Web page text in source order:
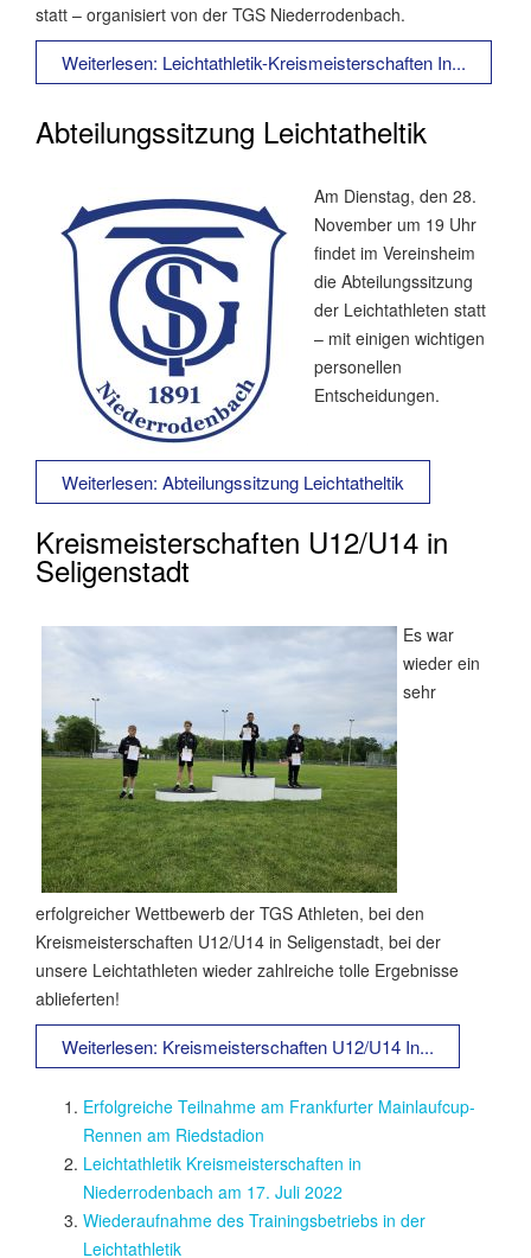
statt – organisiert von der TGS Niederrodenbach.
Weiterlesen: Leichtathletik-Kreismeisterschaften In...
Abteilungssitzung Leichtatheltik
Am Dienstag, den 28.
November um 19 Uhr
findet im Vereinsheim
die Abteilungssitzung
der Leichtathleten statt
– mit einigen wichtigen
personellen
Entscheidungen.
Weiterlesen: Abteilungssitzung Leichtatheltik
Kreismeisterschaften U12/U14 in
Seligenstadt
Es war
wieder ein
sehr
erfolgreicher Wettbewerb der TGS Athleten, bei den
Kreismeisterschaften U12/U14 in Seligenstadt, bei der
unsere Leichtathleten wieder zahlreiche tolle Ergebnisse
ablieferten!
Weiterlesen: Kreismeisterschaften U12/U14 In...
Erfolgreiche Teilnahme am Frankfurter Mainlaufcup-
Rennen am Riedstadion
Leichtathletik Kreismeisterschaften in
Niederrodenbach am 17. Juli 2022
Wiederaufnahme des Trainingsbetriebs in der
Leichtathletik